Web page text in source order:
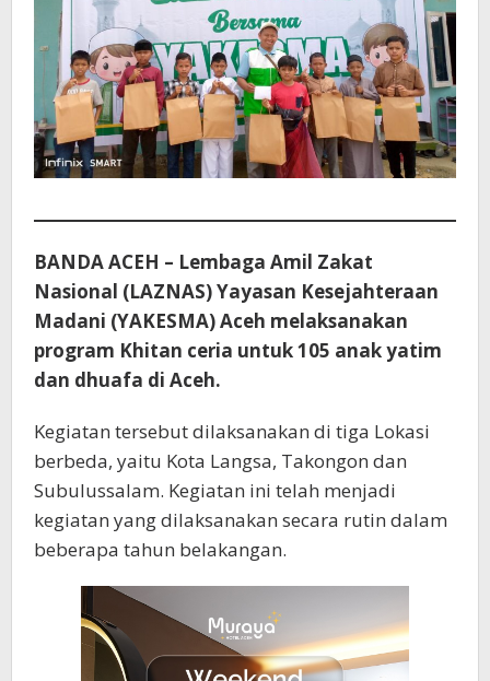
BANDA ACEH – Lembaga Amil Zakat
Nasional (LAZNAS) Yayasan Kesejahteraan
Madani (YAKESMA) Aceh melaksanakan
program Khitan ceria untuk 105 anak yatim
dan dhuafa di Aceh.
Kegiatan tersebut dilaksanakan di tiga Lokasi
berbeda, yaitu Kota Langsa, Takongon dan
Subulussalam. Kegiatan ini telah menjadi
kegiatan yang dilaksanakan secara rutin dalam
beberapa tahun belakangan.